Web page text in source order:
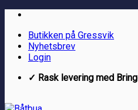
Skip
contentButikken på Gressvik
Nyhetsbrev
Login
✓ Rask levering med Bring